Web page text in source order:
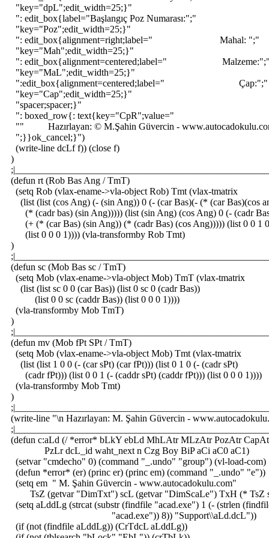
"key="dpL";edit_width=25;}"
": edit_box{label="Başlangıç Poz Numarası:";"
"key="Poz";edit_width=25;}"
": edit_box{alignment=right;label=" Mahal: ";"
"key="Mah";edit_width=25;}"
": edit_box{alignment=centered;label="
"key="MaL";edit_width=25;}"
":edit_box{alignment=centered;label=" Çap:";"
"key="Cap";edit_width=25;}"
"spacer;spacer;}"
": boxed_row{: text{key="CpR";value="
"" Hazırlayan: © M.Şahin Güvercin -
";}}ok_cancel;}")
(write-line dcLf f)) (close f)
)
(defun rt (Rob Bas Ang / TmT)
(setq Rob (vlax-ename->vla-object Rob) Tmt (vlax-tmatrix
(list (list (cos Ang) (- (sin Ang)) 0 (- (car Bas)(- (* (car Bas)(cos
(* (cadr bas) (sin Ang))))) (list (sin Ang) (cos Ang) 0 (- (cadr
(+ (* (car Bas) (sin Ang)) (* (cadr Bas) (cos Ang))))) (list 0 0 1
(list 0 0 0 1)))) (vla-transformby Rob Tmt)
)
(defun sc (Mob Bas sc / TmT)
(setq Mob (vlax-ename->vla-object Mob) TmT (vlax-tmatrix
(list (list sc 0 0 (car Bas)) (list 0 sc 0 (cadr Bas))
(list 0 0 sc (caddr Bas)) (list 0 0 0 1))))
(vla-transformby Mob TmT)
)
(defun mv (Mob fPt SPt / TmT)
(setq Mob (vlax-ename->vla-object Mob) Tmt (vlax-tmatrix
(list (list 1 0 0 (- (car sPt) (car fPt))) (list 0 1 0 (- (cadr sPt)
(cadr fPt))) (list 0 0 1 (- (caddr sPt) (caddr fPt))) (list 0 0 0 1))))
(vla-transformby Mob Tmt)
)
(write-line "\n Hazırlayan: M. Şahin Güvercin -
(defun c:aLd (/ *error* bLkY ebLd MhLAtr MLzAtr PozAtr
PzLr dcL_id waht_next n Czg Boy BiP aCi aC0 aC1)
(setvar "cmdecho" 0) (command "_.undo" "group") (vl-load-com)
(defun *error* (er) (princ er) (princ em) (command "_.undo" "e"))
(setq em " M. Şahin Güvercin - www.autocadokulu.com"
TsZ (getvar "DimTxt") scL (getvar "DimScaLe") TxH (* TsZ
(setq aLddLg (strcat (substr (findfile "acad.exe") 1 (- (strlen
"acad.exe")) 8)) "Support\\aLd.dcL"))
(if (not (findfile aLddLg)) (CrTdcL aLddLg))